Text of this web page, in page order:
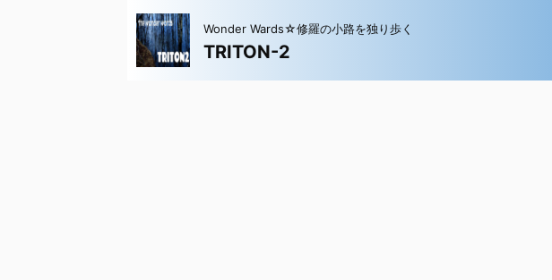
Wonder Wards☆修羅の小路を独り歩く
TRITON-2